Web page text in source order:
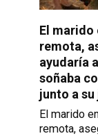
El marido
remota,
ayudaría
soñaba
junto a
El marido
remota,